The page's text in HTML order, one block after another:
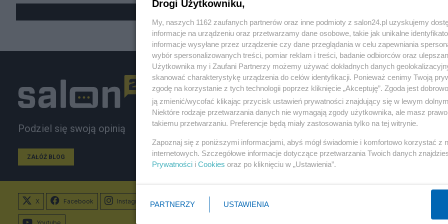
Podziel się swoją opinią
ZAŁÓŻ BLOG
Polityka
PiS
Rząd
NATO
KO
Gospodarka
Biznes
Pieniądze
Centralny Port Komunikacyjny
Inwestycje
Podatki
X Facebook Instagram
Youtube
Drogi Użytkowniku,
My, naszych 1162 zaufanych partnerów oraz inne podmioty z salon24.pl uzyskujemy
informacje na urządzeniu oraz przetwarzamy dane osobowe, takie jak unikalne
informacje wysyłane przez urządzenie czy dane przeglądania w celu zapewniania
wybór spersonalizowanych treści, pomiar reklam i treści, badanie odbiorców oraz
Użytkownika my i Zaufani Partnerzy możemy używać dokładnych danych
skanować charakterystykę urządzenia do celów identyfikacji. Ponieważ cenimy Twoją
zgodę na korzystanie z tych technologii poprzez kliknięcie „Akceptuję”. Zgoda jest
ją zmienić/wycofać klikając przycisk ustawień prywatności znajdujący się w lewym
Niektóre rodzaje przetwarzania danych nie wymagają zgody użytkownika, ale masz
takiemu przetwarzaniu. Preferencje będą miały zastosowania tylko na tej witrynie.
Zapoznaj się z poniższymi informacjami, abyś mógł świadomie i komfortowo korzystać z
internetowych. Szczegółowe informacje dotyczące przetwarzania Twoich danych
Prywatności i Cookies oraz po kliknięciu w „Ustawienia”.
PARTNERZY USTAWIENIA